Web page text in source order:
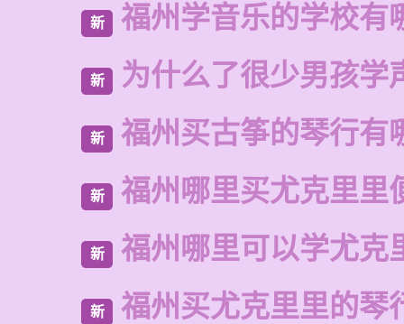
新 福州学音乐的学校有
新 为什么了很少男孩学
新 福州买古筝的琴行有
新 福州哪里买尤克里里
新 福州哪里可以学尤克
新 福州买尤克里里的琴